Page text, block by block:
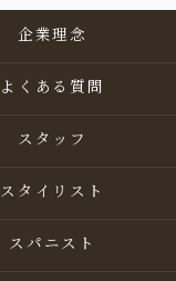
企業理念
よくある質問
スタッフ
スタイリスト
スパニスト